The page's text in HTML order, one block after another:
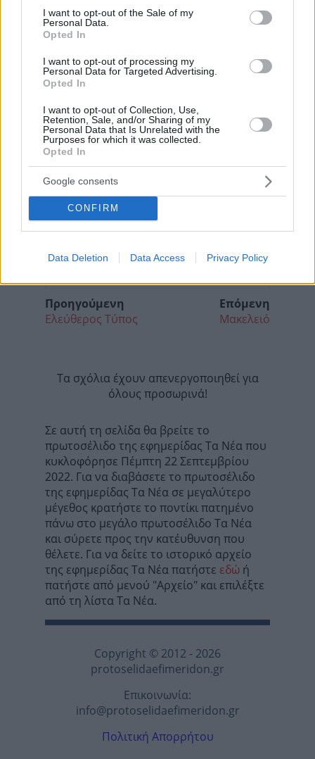
consent section.
I want to opt-out of the Sale of my
Personal Data.
Opted In
I want to opt-out of processing my
Personal Data for Targeted Advertising.
Opted In
I want to opt-out of Collection, Use,
Retention, Sale, and/or Sharing of my
Personal Data that Is Unrelated with the
Purposes for which it was collected.
Opted In
Google consents
CONFIRM
Data Deletion Data Access Privacy Policy
Προηγούμενη
Ελεύθερος Τύπος
Επόμενη
Μακελειό
Τα σχόλια έχουν απενεργοποιηθεί για
όλους προσωρινά!
Σε αυτή τη σελίδα θα βρείτε το
πρωτοσέλιδο της εφημερίδας Τα Νέα που
κυκλοφόρησε Πέμπτη 22 Σεπτεμβρίου
2022. Για να διαβάσετε το πρωτοσέλιδο
της εφημερίδας Τα Νέα σε μεγαλύτερο
μέγεθος κρατήστε το ποντίκι πατημένο
πάνω στο μεγάλο πρωτοσέλιδο Τα Νέα
και σύρετε προς την κατέυθυνση που
θέλετε. Για να δείτε το ιστορικό αρχείο
της εφημερίδας Τα Νέα πατήστε εδώ ή
πατήστε από μενού "Αρχείο" και επιλέξτε
από τη λίστα Τα Νέα.
Copyright © 2012 - 2026
protoselidaefimeridon.gr
Επικοινωνία:
info@protoselidaefimeridon.gr
Πολιτική Απορρήτου